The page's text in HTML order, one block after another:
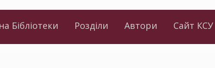
Бібліотеки Розділи Автори Сайт КСУ